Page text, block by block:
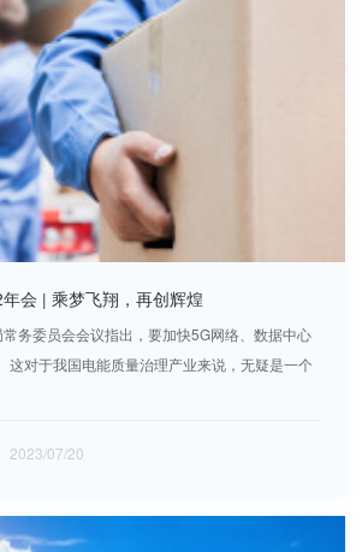
会 | 乘梦飞翔，再创辉煌
务委员会会议指出，要加快5G网络、数据中心
这对于我国电能质量治理产业来说，无疑是一个
2023/07/20